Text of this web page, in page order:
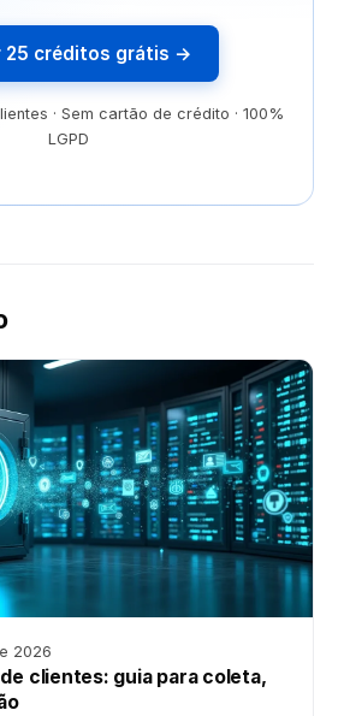
25 créditos grátis →
· Sem cartão de crédito · 100%
LGPD
2026
clientes: guia para coleta,